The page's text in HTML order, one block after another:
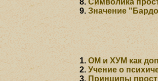
Значение
ОМ и ХУМ как
Учение о
Принципы